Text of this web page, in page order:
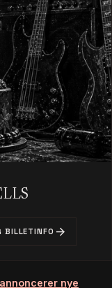
BILLETINFO arrow_forward
nye